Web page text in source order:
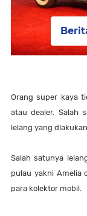
Orang super kaya
atau dealer. Salah
lelang yang dlakukan
Salah satunya
pulau yakni Amelia
para kolektor mobil.